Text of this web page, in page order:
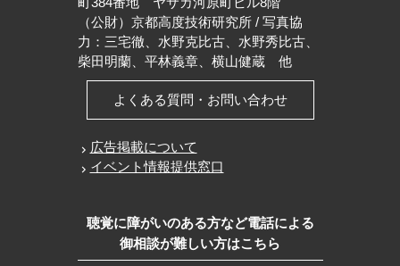
（公財）京都高度技術研究所 / 写真協
力：三宅徹、水野克比古、水野秀比古、
柴田明蘭、平林義章、横山健蔵 他
よくある質問・お問い合わせ
広告掲載について
イベント情報提供窓口
聴覚に障がいのある方など電話による
御相談が難しい方はこちら